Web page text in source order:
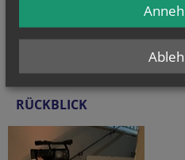
RÜCKBLICK